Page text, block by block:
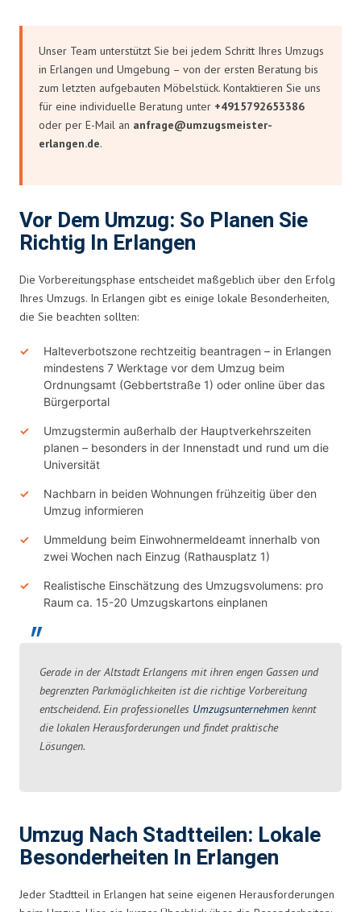
Unser Team unterstützt Sie bei jedem Schritt Ihres Umzugs
in Erlangen und Umgebung – von der ersten Beratung bis
zum letzten aufgebauten Möbelstück. Kontaktieren Sie uns
für eine individuelle Beratung unter +4915792653386
oder per E-Mail an anfrage@umzugsmeister-
erlangen.de.
Vor Dem Umzug: So Planen Sie
Richtig In Erlangen
Die Vorbereitungsphase entscheidet maßgeblich über den Erfolg
Ihres Umzugs. In Erlangen gibt es einige lokale Besonderheiten,
die Sie beachten sollten:
Halteverbotszone rechtzeitig beantragen – in Erlangen
mindestens 7 Werktage vor dem Umzug beim
Ordnungsamt (Gebbertstraße 1) oder online über das
Bürgerportal
Umzugstermin außerhalb der Hauptverkehrszeiten
planen – besonders in der Innenstadt und rund um die
Universität
Nachbarn in beiden Wohnungen frühzeitig über den
Umzug informieren
Ummeldung beim Einwohnermeldeamt innerhalb von
zwei Wochen nach Einzug (Rathausplatz 1)
Realistische Einschätzung des Umzugsvolumens: pro
Raum ca. 15-20 Umzugskartons einplanen
Gerade in der Altstadt Erlangens mit ihren engen Gassen und
begrenzten Parkmöglichkeiten ist die richtige Vorbereitung
entscheidend. Ein professionelles Umzugsunternehmen kennt
die lokalen Herausforderungen und findet praktische
Lösungen.
Umzug Nach Stadtteilen: Lokale
Besonderheiten In Erlangen
Jeder Stadtteil in Erlangen hat seine eigenen Herausforderungen